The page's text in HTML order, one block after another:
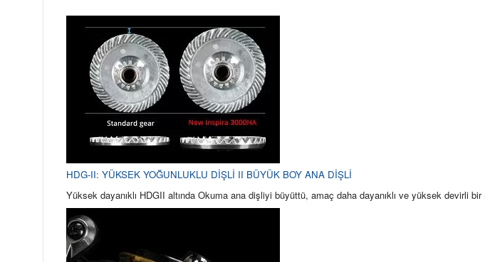
HDG-II: YÜKSEK YOĞUNLUKLU DİŞLİ II BÜYÜK BOY ANA DİŞLİ
Yüksek dayanıklı HDGII altında Okuma ana dişliyi büyüttü, amaç daha dayanıklı ve yüksek devirli